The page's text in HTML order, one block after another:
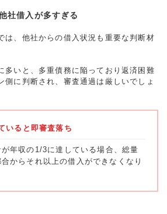
社借入が多すぎる
は、他社からの借入状況も重要な判断材
多いと、多重債務に陥っており返済困難
側に判断され、審査通過は厳しいでしょ
いると即審査落ち
年収の1/3に達している場合、総量
からそれ以上の借入ができなくなり